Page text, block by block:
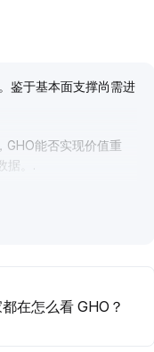
鉴于基本面支撑尚需进
GHO能否实现价值重
。
在怎么看 GHO？